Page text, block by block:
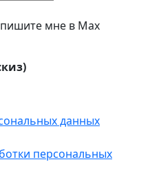
мне в Max
данных
персональных